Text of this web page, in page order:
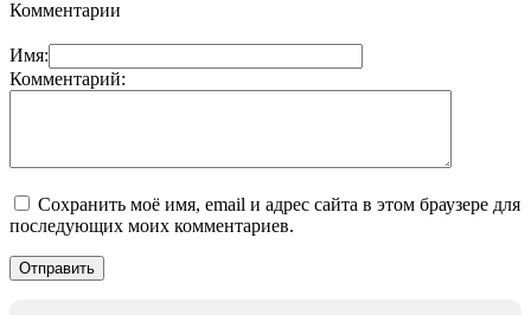
Комментарии
Имя:
Комментарий:
Сохранить моё имя, email и адрес сайта в этом браузере для
последующих моих комментариев.